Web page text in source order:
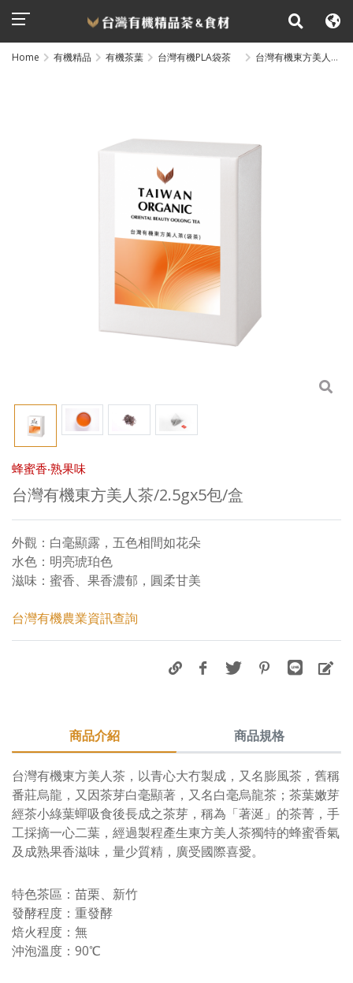
Home 有機精品 有機茶葉 台灣有機PLA袋茶
台灣有機東方美人
蜂蜜香‧熟果味
台灣有機東方美人茶/2.5gx5包/盒
外觀：白毫顯露，五色相間如花朵
水色：明亮琥珀色
滋味：蜜香、果香濃郁，圓柔甘美
台灣有機農業資訊查詢
商品介紹 商品規格
台灣有機東方美人茶，以青心大冇製成，又名膨風茶，舊稱
番莊烏龍，又因茶芽白毫顯著，又名白毫烏龍茶；茶葉嫩芽
經茶小綠葉蟬吸食後長成之茶芽，稱為「著涎」的茶菁，手
工採摘一心二葉，經過製程產生東方美人茶獨特的蜂蜜香氣
及成熟果香滋味，量少質精，廣受國際喜愛。
特色茶區：苗栗、新竹
發酵程度：重發酵
焙火程度：無
沖泡溫度：90℃